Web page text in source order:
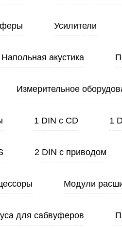
Усилители
Напольная акустика
Измерительное
1 DIN с CD 1
2 DIN с приводом
Модули
для сабвуферов